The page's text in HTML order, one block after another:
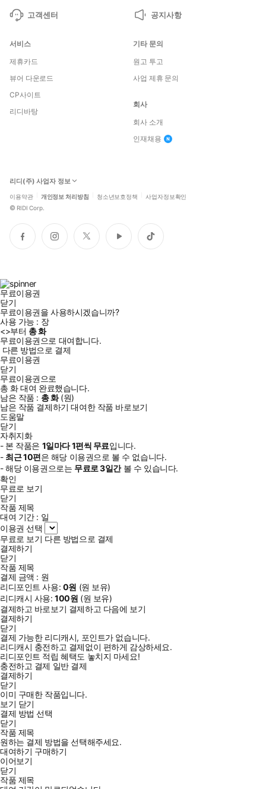
고객센터 공지사항
서비스
제휴카드
뷰어 다운로드
CP사이트
리디바탕
기타 문의
원고 투고
사업 제휴 문의
회사
회사 소개
인재채용
리디(주) 사업자 정보
이용약관 개인정보 처리방침 청소년보호정책 사업자정보확인
© RIDI Corp.
페
이
인
스
트
위
유
튜
틱
톡
무료이용권
닫기
무료이용권을 사용하시겠습니까?
사용 가능 : 장
<>부터 총화
무료이용권으로 대여합니다.
다른 방법으로 결제
무료이용권
닫기
무료이용권으로
총화대여 완료했습니다.
남은 작품 : 총화(원)
남은 작품 결제하기 대여한 작품 바로보기
도움말
닫기
자취지화
- 본 작품은 1일마다1편씩 무료입니다.
- 최근10편은 해당 이용권으로 볼 수 없습니다.
- 해당 이용권으로는 무료로3일간볼 수 있습니다.
확인
무료로 보기
닫기
작품 제목
대여 기간 : 일
이용권 선택
무료로 보기 다른 방법으로 결제
결제하기
닫기
작품 제목
결제 금액 : 원
리디포인트 사용: 0원 (원 보유)
리디캐시 사용:100원 (원 보유)
결제하고 바로보기 결제하고 다음에 보기
결제하기
닫기
결제 가능한 리디캐시, 포인트가 없습니다.
리디캐시 충전하고 결제없이 편하게 감상하세요.
리디포인트 적립 혜택도 놓치지 마세요!
충전하고 결제 일반 결제
결제하기
닫기
이미 구매한 작품입니다.
보기 닫기
결제 방법 선택
닫기
작품 제목
원하는 결제 방법을 선택해주세요.
대여하기 구매하기
이어보기
닫기
작품 제목